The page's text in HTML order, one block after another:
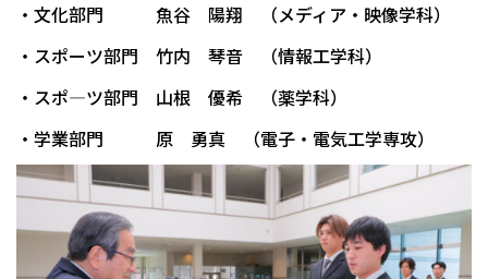
・文化部門 魚谷 陽翔 （メディア・映像学科）
・スポーツ部門 竹内 琴音 （情報工学科）
・スポ―ツ部門 山根 優希 （薬学科）
・学業部門 原 勇真 （電子・電気工学専攻）